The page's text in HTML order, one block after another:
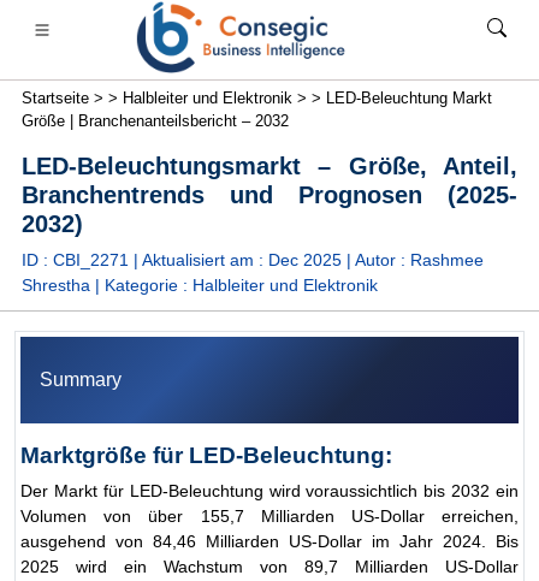
Finanzdienstleistungen und Versicherungen
• Fallstudien
Startseite > > Halbleiter und Elektronik > > LED-Beleuchtung Markt
Größe | Branchenanteilsbericht – 2032
LED-Beleuchtungsmarkt – Größe, Anteil,
Branchentrends und Prognosen (2025-
2032)
ID : CBI_2271 | Aktualisiert am : Dec 2025| Autor : Rashmee
Shrestha | Kategorie : Halbleiter und Elektronik
Summary
Marktgröße für LED-Beleuchtung:
Der Markt für LED-Beleuchtung wird voraussichtlich bis 2032 ein
Volumen von über 155,7 Milliarden US-Dollar erreichen,
ausgehend von 84,46 Milliarden US-Dollar im Jahr 2024. Bis
2025 wird ein Wachstum von 89,7 Milliarden US-Dollar